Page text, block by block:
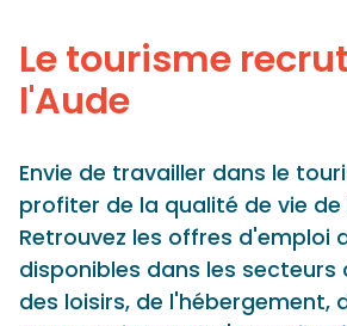
Le tourisme
l'Aude
Envie de travailler dans le
profiter de la qualité de vie de
Retrouvez les offres d'emploi
disponibles dans les secteurs
des loisirs, de l'hébergement,